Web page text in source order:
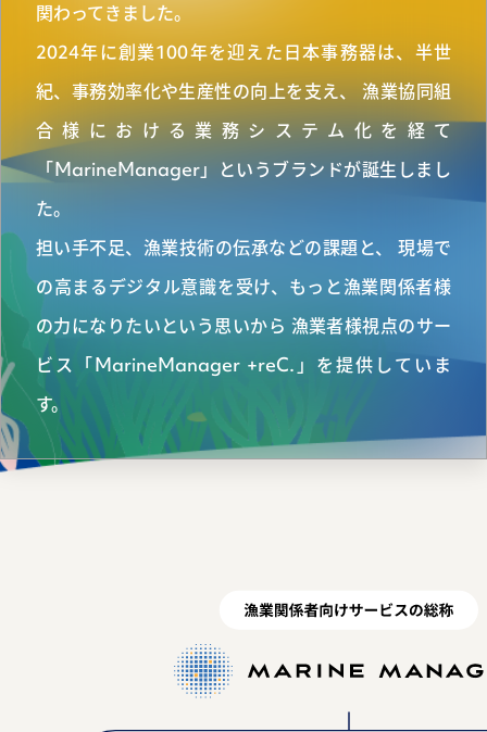
事例
資料ダウンロード
お問い合わせ
運営会社：日本事務器株式会社
© 2021 Nippon Jimuki Co., Ltd.
関わってきました。
2024年に創業100年を迎えた日本事務器は、半世
紀、事務効率化や生産性の向上を支え、
漁業協同組
合様における業務システム化を経て
「MarineManager」というブランドが誕生しまし
た。
担い手不足、漁業技術の伝承などの課題と、
現場で
の高まるデジタル意識を受け、もっと漁業関係者様
の力になりたいという思いから 漁業者様視点のサー
ビス「MarineManager +reC.」を提供していま
す。